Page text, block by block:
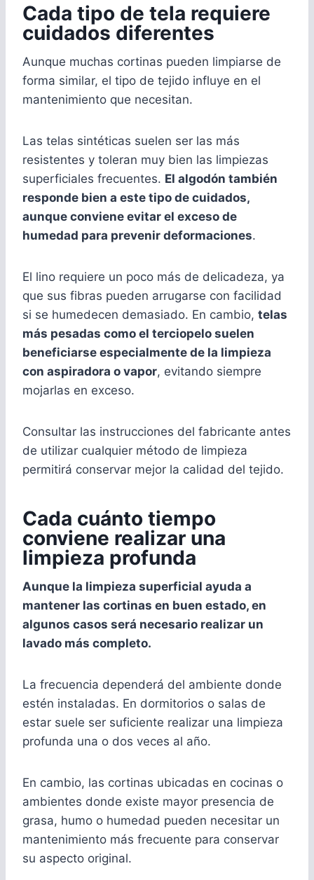
Cada tipo de tela requiere
cuidados diferentes
Aunque muchas cortinas pueden limpiarse de
forma similar, el tipo de tejido influye en el
mantenimiento que necesitan.
Las telas sintéticas suelen ser las más
resistentes y toleran muy bien las limpiezas
superficiales frecuentes. El algodón también
responde bien a este tipo de cuidados,
aunque conviene evitar el exceso de
humedad para prevenir deformaciones.
El lino requiere un poco más de delicadeza, ya
que sus fibras pueden arrugarse con facilidad
si se humedecen demasiado. En cambio, telas
más pesadas como el terciopelo suelen
beneficiarse especialmente de la limpieza
con aspiradora o vapor, evitando siempre
mojarlas en exceso.
Consultar las instrucciones del fabricante antes
de utilizar cualquier método de limpieza
permitirá conservar mejor la calidad del tejido.
Cada cuánto tiempo
conviene realizar una
limpieza profunda
Aunque la limpieza superficial ayuda a
mantener las cortinas en buen estado, en
algunos casos será necesario realizar un
lavado más completo.
La frecuencia dependerá del ambiente donde
estén instaladas. En dormitorios o salas de
estar suele ser suficiente realizar una limpieza
profunda una o dos veces al año.
En cambio, las cortinas ubicadas en cocinas o
ambientes donde existe mayor presencia de
grasa, humo o humedad pueden necesitar un
mantenimiento más frecuente para conservar
su aspecto original.